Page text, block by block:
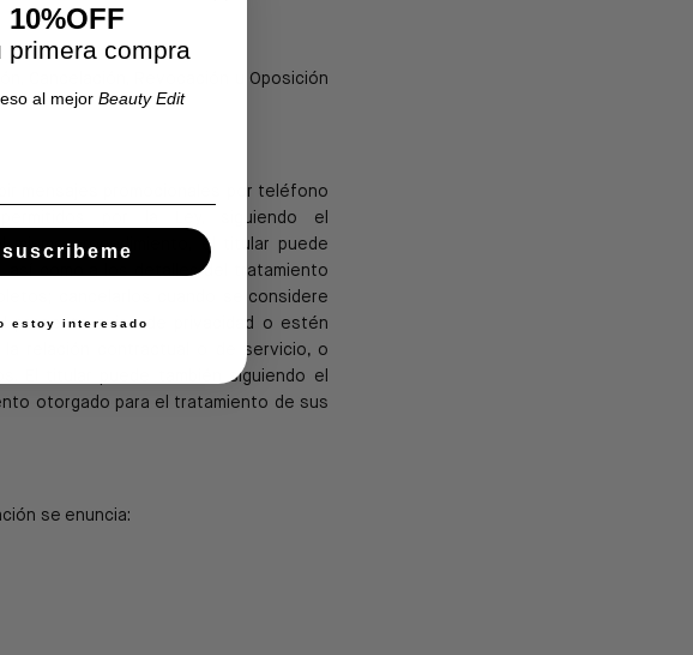
Cancelación, Revocación u Oposición
mensajes promocionales por teléfono
por la Ley, siguiendo el
mismo procedimiento, el
titular puede
así como a los detalles del tratamiento
cancelarlos cuando se considere
presente aviso de privacidad o estén
la relación contractual o de servicio, o
El titular
puede también siguiendo el
otorgado para el tratamiento de sus
se enuncia:
10%OFF
primera compra
al mejor Beauty Edit
suscribeme
estoy interesado